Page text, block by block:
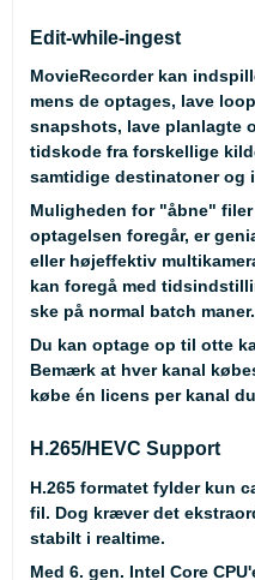
Edit-while-ingest
MovieRecorder kan
mens de optages, lave
snapshots, lave planlagte
tidskode fra forskellige
samtidige destinatoner og
Muligheden for "åbne"
optagelsen foregår, er
eller højeffektiv
kan foregå med
ske på normal batch maner.
Du kan optage op til otte
Bemærk at hver kanal
købe én licens per kanal
H.265/HEVC Support
H.265 formatet fylder kun
fil. Dog kræver det
stabilt i realtime.
Med 6. gen. Intel Core